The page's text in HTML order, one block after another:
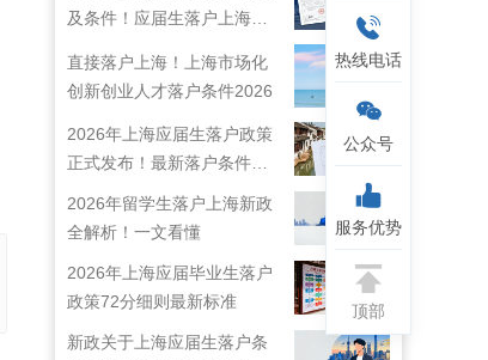
及条件！应届生落户上海准
直接落户上海！上海市场化
创新创业人才落户条件2026
2026年上海应届生落户政策
正式发布！最新落户条件及
流程解析！
2026年留学生落户上海新政
全解析！一文看懂
2026年上海应届毕业生落户
政策72分细则最新标准
新政关于上海应届生落户条
热线电话
公众号
服务优势
顶部